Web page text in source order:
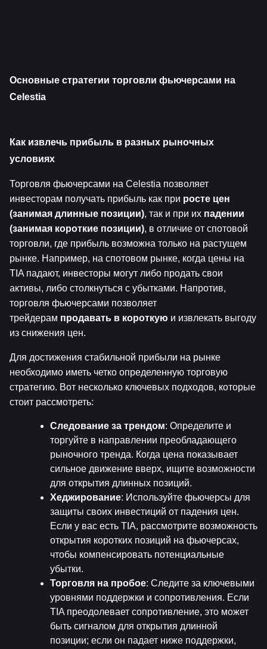
Основные стратегии торговли фьючерсами на
Celestia
Как извлечь прибыль в разных рыночных
условиях
Торговля фьючерсами на Celestia позволяет
инвесторам получать прибыль как при росте цен
(занимая длинные позиции), так и при их падении
(занимая короткие позиции), в отличие от спотовой
торговли, где прибыль возможна только на растущем
рынке. Например, на спотовом рынке, когда цены на
TIA падают, инвесторы могут либо продать свои
активы, либо столкнуться с убытками. Напротив,
торговля фьючерсами позволяет
трейдерам продавать в короткую и извлекать выгоду
из снижения цен.
Для достижения стабильной прибыли на рынке
необходимо иметь четко определенную торговую
стратегию. Вот несколько ключевых подходов, которые
стоит рассмотреть:
Следование за трендом: Определите и
торгуйте в направлении преобладающего
рыночного тренда. Когда цена показывает
сильное движение вверх, ищите возможности
для открытия длинных позиций.
Хеджирование: Используйте фьючерсы для
защиты своих инвестиций от падения цен.
Если у вас есть TIA, рассмотрите возможность
открытия коротких позиций на фьючерсах,
чтобы компенсировать потенциальные
убытки.
Торговля на пробое: Следите за ключевыми
уровнями поддержки и сопротивления. Если
TIA преодолевает сопротивление, это может
быть сигналом для открытия длинной
позиции; если он падает ниже поддержки,